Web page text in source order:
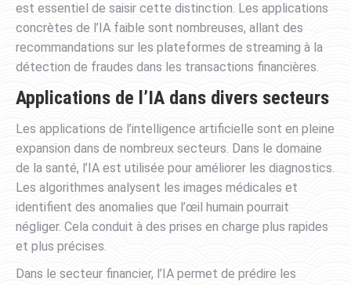
est essentiel de saisir cette distinction. Les applications
concrètes de l’IA faible sont nombreuses, allant des
recommandations sur les plateformes de streaming à la
détection de fraudes dans les transactions financières.
Applications de l’IA dans divers secteurs
Les applications de l’intelligence artificielle sont en pleine
expansion dans de nombreux secteurs. Dans le domaine
de la santé, l’IA est utilisée pour améliorer les diagnostics.
Les algorithmes analysent les images médicales et
identifient des anomalies que l’œil humain pourrait
négliger. Cela conduit à des prises en charge plus rapides
et plus précises.
Dans le secteur financier, l’IA permet de prédire les